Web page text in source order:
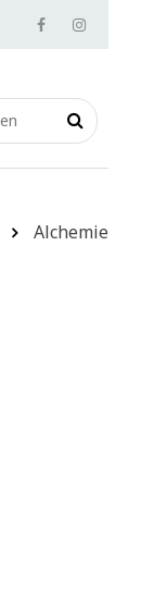
Alchemie